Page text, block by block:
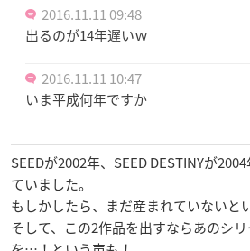
2016.11.11 09:48
出るのが14年遅いｗ
2016.11.11 10:47
いま平成何年ですか
SEEDが2002年、SEED DESTINYが
ていました。
もしかしたら、まだ産まれていないと
そして、この2作品を出すならあのシ